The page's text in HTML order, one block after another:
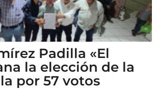
Padilla «El
la elección de la
por 57 votos